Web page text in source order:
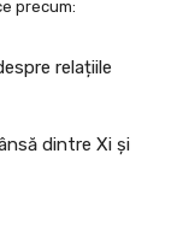
precum:
relațiile
dintre Xi și